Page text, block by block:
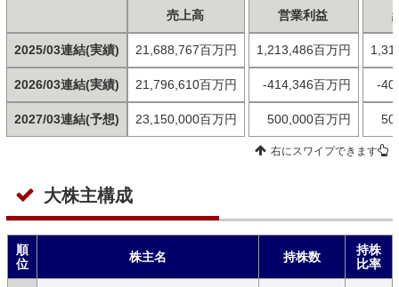
2025/03連結(実績)
2026/03連結(実績)
2027/03連結(予想)
売上高
21,688,767百万円
21,796,610百万円
23,150,000百万円
営業利益
1,213,486百万円
-414,346百万円
500,000百万円
-
右にスワイプできます
大株主構成
順
位
株主名 持株数
持株
比率